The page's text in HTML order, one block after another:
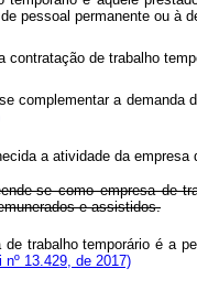
de pessoal permanente
contratação de trabalho
complementar a
a atividade da
se como empresa de
e assistidos.
trabalho temporário é a
nº 13.429, de 2017)